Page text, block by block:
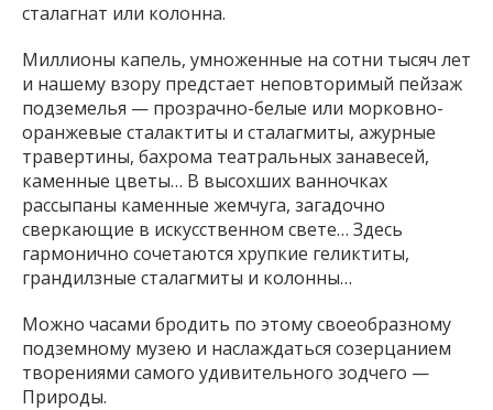
сталагнат или колонна.
Миллионы капель, умноженные на сотни тысяч лет
и нашему взору предстает неповторимый пейзаж
подземелья — прозрачно-белые или морковно-
оранжевые сталактиты и сталагмиты, ажурные
травертины, бахрома театральных занавесей,
каменные цветы… В высохших ванночках
рассыпаны каменные жемчуга, загадочно
сверкающие в искусственном свете… Здесь
гармонично сочетаются хрупкие геликтиты,
грандилзные сталагмиты и колонны…
Можно часами бродить по этому своеобразному
подземному музею и наслаждаться созерцанием
творениями самого удивительного зодчего —
Природы.